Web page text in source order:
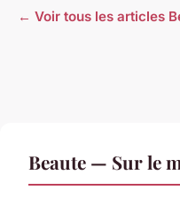
← Voir tous les articles
Beaute — Sur le